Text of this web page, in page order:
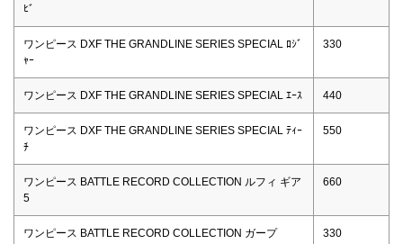
ﾋﾞ
ワンピース DXF THE GRANDLINE SERIES SPECIAL ﾛｼﾞ
ｬｰ
330
ワンピース DXF THE GRANDLINE SERIES SPECIAL ｴｰｽ 440
ワンピース DXF THE GRANDLINE SERIES SPECIAL ﾃｨｰ
ﾁ
550
ワンピース BATTLE RECORD COLLECTION ルフィ ギア
5
660
ワンピース BATTLE RECORD COLLECTION ガープ 330